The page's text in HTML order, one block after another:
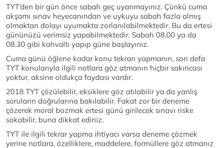
TYT’den bir gün önce sabah geç uyanmayınız. Çünkü cuma
akşamı sınav heyecanından ve uykuyu sabah fazla almış
olmaktan dolayı uyumakta zorlanılabilmektedir. Bu da ertesi
gününüzü verimsiz yapabilmektedir. Sabah 08.00 ya da
08.30 gibi kahvaltı yapıp güne başlayınız.
Cuma günü öğlene kadar konu tekrarı yapmanın, son defa
TYT konularıyla ilgili notlara göz atmanın hiçbir sakıncası
yoktur, aksine oldukça faydası vardır.
2018 TYT çözülebilir, eksiklere göz atılabilir ya da yanlış
soruların doğrularına bakılabilir. Fakat zor bir deneme
çözerek moral bozmak ertesi günü girilecek sınavı riske
sokabilir, buna dikkat ediniz.
TYT ile ilgili tekrar yapma ihtiyacı varsa deneme çözmek
yerine notlara, özelliklere, maddelere, formüllere göz atmanız